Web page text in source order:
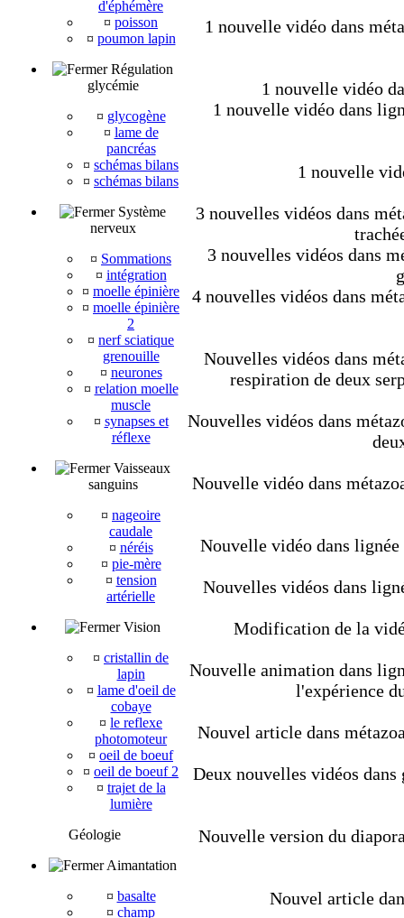
d'éphémère
¤ poisson
¤ poumon lapin
Régulation
glycémie
¤ glycogène
¤ lame de
pancréas
¤ schémas bilans
¤ schémas bilans
Système
nerveux
¤ Sommations
¤ intégration
¤ moelle épinière
¤ moelle épinière
2
¤ nerf sciatique
grenouille
¤ neurones
¤ relation moelle
muscle
¤ synapses et
réflexe
Vaisseaux
sanguins
¤ nageoire
caudale
¤ néréis
¤ pie-mère
¤ tension
artérielle
Vision
¤ cristallin de
lapin
¤ lame d'oeil de
cobaye
¤ le reflexe
photomoteur
¤ oeil de boeuf
¤ oeil de boeuf 2
¤ trajet de la
lumière
Géologie
Aimantation
¤ basalte
¤ champ
1 nouvelle vidéo dans
1 nouvelle vidéo
1 nouvelle vidéo dans
1 nouvelle
3 nouvelles vidéos dans
3 nouvelles vidéos dans
4 nouvelles vidéos dans
Nouvelles vidéos dans
respiration de deux
Nouvelles vidéos dans
Nouvelle vidéo dans
Nouvelle vidéo dans
Nouvelles vidéos dans
Modification de la
Nouvelle animation dans
l'expérience
Nouvel article dans
Deux nouvelles vidéos
Nouvelle version du
Nouvel article